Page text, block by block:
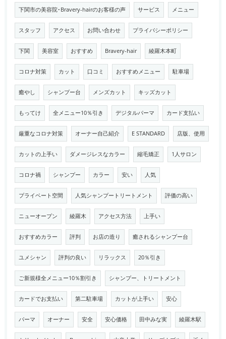
下関市の美容院･Bravery-hairのお客様の声 サービス メニュー
スタッフ アクセス お問い合わせ プライバシーポリシー
下関 美容室 おすすめ Bravery-hair 綾羅木本町
コロナ対策 カット 口コミ おすすめメニュー 駐車場
癒やし シャンプー台 メンズカット キッズカット
もってけ 全メニュー10％引き デジタルパーマ カード支払い
厳重なコロナ対策 オーナー自己紹介 E STANDARD 店版、使用
カットの上手い ダメージレスなカラー 縮毛矯正 1人サロン
コロナ禍 シャンプー カラー 安い 人気
プライベート空間 人気シャンプートリートメント 評価の高い
ニューオープン 綾羅木 アクセス方法 上手い
おすすめカラー 評判 お店の造り 癒されるシャンプー台
ユメシャン 評判の良い リラックス 20％引き
ご新規様全メニュー10％割引き シャンプー、トリートメント
カードでお支払い 第二駐車場 カットが上手い 安心
パーマ オーナー 安全 安心価格 田中みな実 綾羅木駅